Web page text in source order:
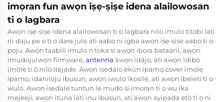
imọran fun awọn iṣẹ-ṣiṣe idena alailowosan
ti o lagbara
Awọn iṣẹ-ṣiṣe idena alailowosan ti o lagbara nilo imulo titobi lati
rii daju pe o ti o dara julọ ati aabo ni igba awọn iṣẹ-ṣiṣe aabo ti o
pọju. Awọn taabili imulo n tọka si awọn ibora bataarii, awọn
imudojuiwọn firmware, antenna àwọn ìdájọ, àti àwọn ìdìbò
ímọ̀lẹ̀ tí ó nílò ìtẹ̀jáde. Àwọn iṣẹ́dálo ẹ̀kùn ipamọ cover imọlẹ
ipamọ, idaniloju ibusun, awọn iwulo ikosile, ati awọn ibeleti ti o
wulo. Awon isedale tuntun le mudo si imoran ti o wu ika
mejeeji, awon ituna lati inu ibusun, ati awon ayipada eto ti o ni